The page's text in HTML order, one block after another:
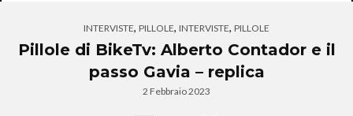
INTERVISTE, PILLOLE, INTERVISTE, PILLOLE
Pillole di BikeTv: Alberto Contador e il
passo Gavia – replica
2 Febbraio 2023